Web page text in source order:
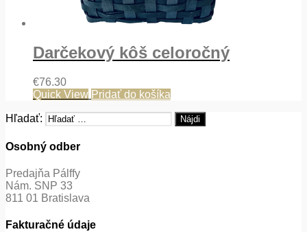
Darčekový kôš celoročný
€76.30
Quick View Pridať do košíka
Hľadať:
Osobný odber
Predajňa Pálffy
Nám. SNP 33
811 01 Bratislava
Fakturačné údaje